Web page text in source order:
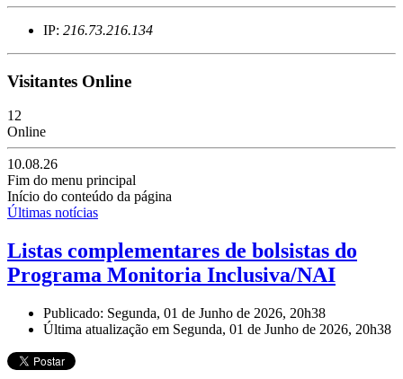
IP: 216.73.216.134
Visitantes Online
12
Online
10.08.26
Fim do menu principal
Início do conteúdo da página
Últimas notícias
Listas complementares de bolsistas do
Programa Monitoria Inclusiva/NAI
Publicado: Segunda, 01 de Junho de 2026, 20h38
Última atualização em Segunda, 01 de Junho de 2026, 20h38